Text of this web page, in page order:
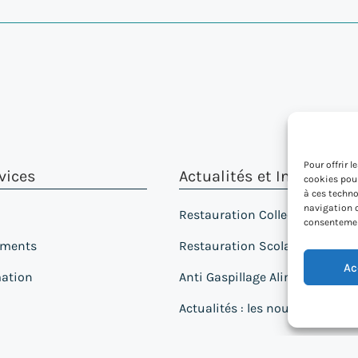
Pour offrir
cookies
à ces
navigation
Actualités et Infos
Restauration Collective : le
Restauration Scolaire :
Anti Gaspillage Alimentaire :
Actualités : les nouvelles et